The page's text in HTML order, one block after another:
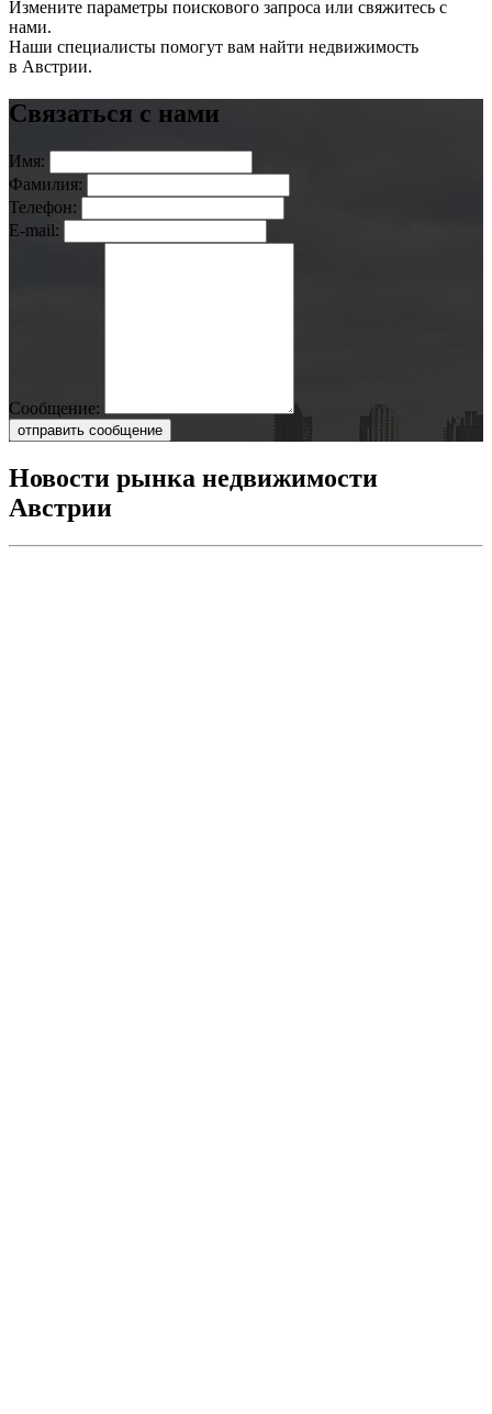
Измените параметры поискового запроса или свяжитесь с
нами.
Наши специалисты помогут вам найти недвижимость
в Австрии.
Связаться с нами
Имя:
Фамилия:
Телефон:
E-mail:
Сообщение:
отправить сообщение
Новости рынка недвижимости
Австрии